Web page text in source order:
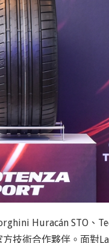
Huracán STO、
技術合作夥伴。面對